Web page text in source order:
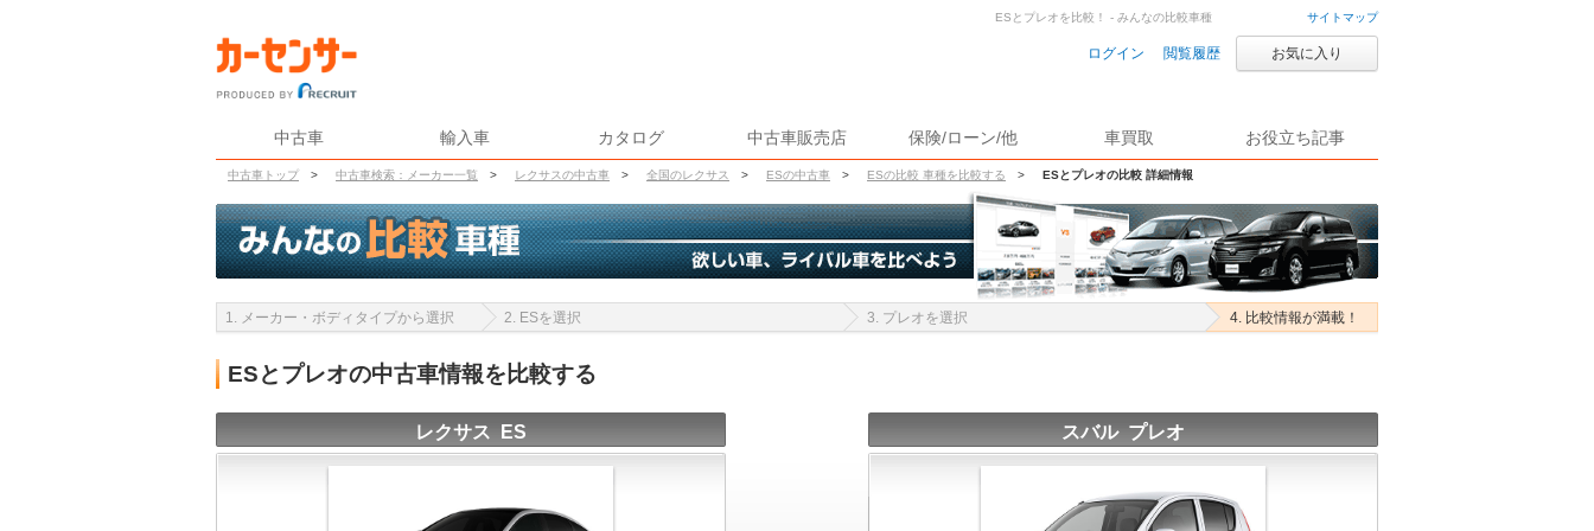
サイトマップ
ログイン 閲覧履歴 お気に入り
中古車 輸入車 カタログ 中古車販売店 保険/ローン/他 車買取 お役立ち記事
中古車トップ > 中古車検索：メーカー一覧 > レクサスの中古車 > 全国のレクサス > ESの中古車 > ESの比較 車種を比較する > ESとプレオの比較 詳細情報
ESとプレオを比較！ - みんなの比較車種
1. メーカー・ボディタイプから選択 2. ESを選択 3. プレオを選択 4. 比較情報が満載！
ESとプレオの中古車情報を比較する
レクサス ES スバル プレオ